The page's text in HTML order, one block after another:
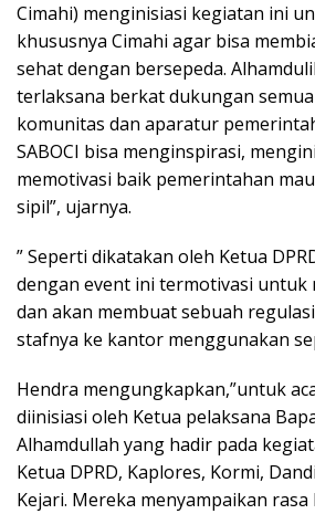
Cimahi) menginisiasi kegiatan ini
khususnya Cimahi agar bisa
sehat dengan bersepeda.
terlaksana berkat dukungan
komunitas dan aparatur
SABOCI bisa menginspirasi,
memotivasi baik pemerintahan
sipil”, ujarnya.
” Seperti dikatakan oleh Ketua
dengan event ini termotivasi untuk
dan akan membuat sebuah
stafnya ke kantor menggunakan
Hendra mengungkapkan,”untuk
diinisiasi oleh Ketua pelaksana
Alhamdullah yang hadir pada
Ketua DPRD, Kaplores, Kormi,
Kejari. Mereka menyampaikan rasa